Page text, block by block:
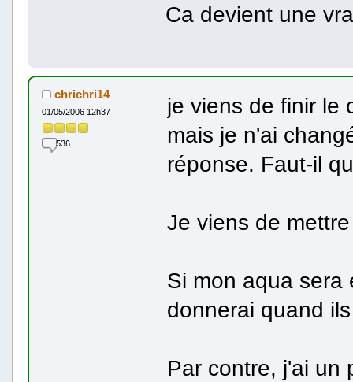
Ca devient une
chrichri14
01/05/2006 12h37
536
je viens de finir le
mais je n'ai
réponse. Faut-il
Je viens de
Si mon aqua sera
donnerai quand
Par contre, j'ai un